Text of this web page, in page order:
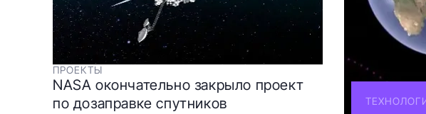
ПРОЕКТЫ
NASA окончательно закрыло проект
по дозаправке спутников